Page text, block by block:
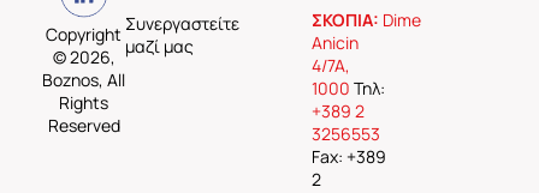
Copyright
© 2026,
Boznos, All
Rights
Reserved
Συνεργαστείτε
μαζί μας
ΣΚΟΠΙΑ: Dime
Anicin
4/7A,
1000 Τηλ:
+389 2
3256553
Fax: +389
2